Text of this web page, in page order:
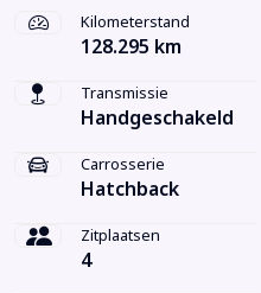
Kilometerstand
128.295 km
Transmissie
Handgeschakeld
Carrosserie
Hatchback
Zitplaatsen
4